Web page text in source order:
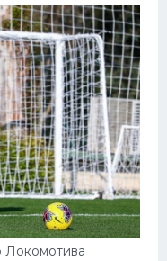
Локомотива